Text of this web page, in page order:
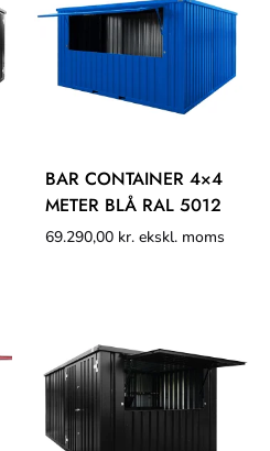
BAR CONTAINER 4×4
METER BLÅ RAL 5012
69.290,00 kr. ekskl. moms